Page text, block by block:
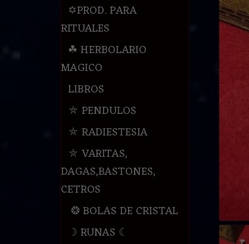
✡PROD. PARA
RITUALES
☘ HERBOLARIO
MAGICO
LIBROS
⛤ PENDULOS
⛤ RADIESTESIA
⛤ VARITAS,
DAGAS,BASTONES,
CETROS
❂ BOLAS DE CRISTAL
☽ RUNAS ☾